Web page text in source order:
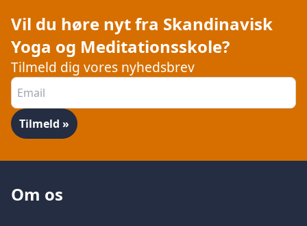
Vil du høre nyt fra Skandinavisk
Yoga og Meditationsskole?
Tilmeld dig vores nyhedsbrev
Om os